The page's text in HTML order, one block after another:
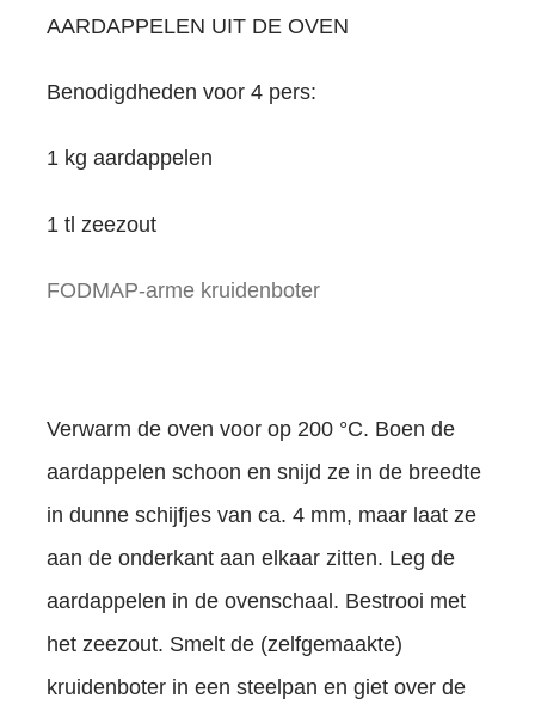
AARDAPPELEN UIT DE OVEN
Benodigdheden voor 4 pers:
1 kg aardappelen
1 tl zeezout
FODMAP-arme kruidenboter
Verwarm de oven voor op 200 °C. Boen de
aardappelen schoon en snijd ze in de breedte
in dunne schijfjes van ca. 4 mm, maar laat ze
aan de onderkant aan elkaar zitten. Leg de
aardappelen in de ovenschaal. Bestrooi met
het zeezout. Smelt de (zelfgemaakte)
kruidenboter in een steelpan en giet over de